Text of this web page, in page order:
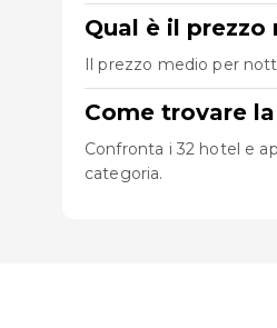
Qual è il
Il prezzo medio per
Come trovare
Confronta i 32 hotel e
categoria.